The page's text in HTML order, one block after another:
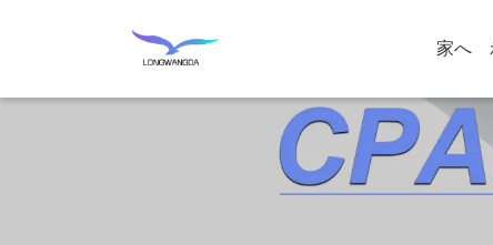
家へ